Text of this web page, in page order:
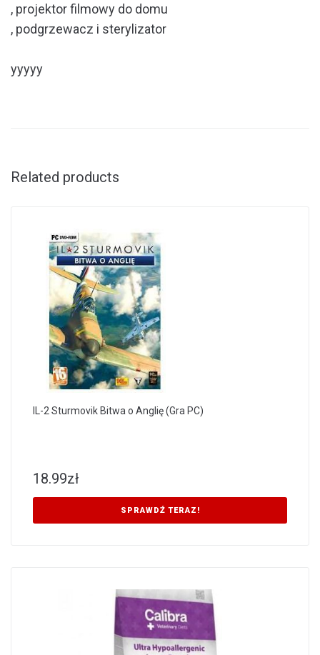
, projektor filmowy do domu
, podgrzewacz i sterylizator
yyyyy
Related products
IL-2 Sturmovik Bitwa o Anglię (Gra PC)
18.99zł
SPRAWDŹ TERAZ!